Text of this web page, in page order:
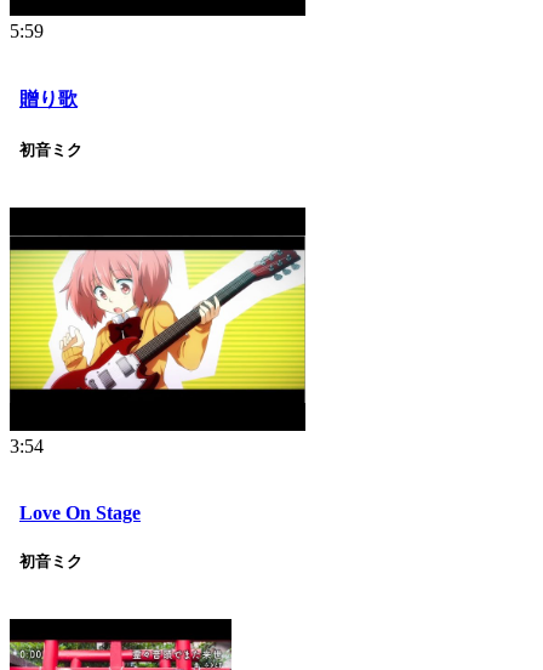
5:59
贈り歌
初音ミク
3:54
Love On Stage
初音ミク